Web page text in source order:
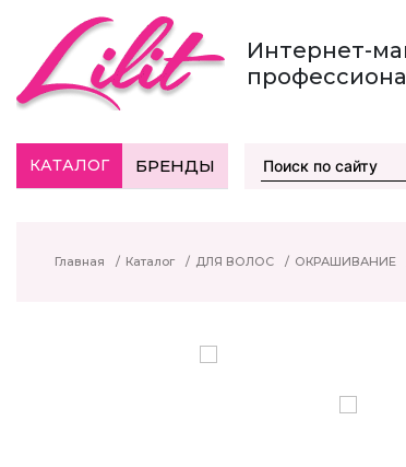
Интернет-
КАТАЛОГ БРЕНДЫ
Главная / Каталог / ДЛЯ ВОЛОС / ОКРАШИВАНИЕ